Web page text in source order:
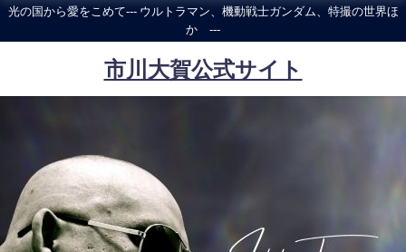
光の国から愛をこめて--- ウルトラマン、機動戦士ガンダム、特撮の世界ほ
か ---
市川大賀公式サイト